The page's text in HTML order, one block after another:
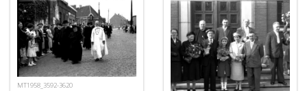
MT1958_3592-3620